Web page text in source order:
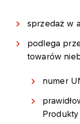
sprzedaż w
podlega
towarów
numer